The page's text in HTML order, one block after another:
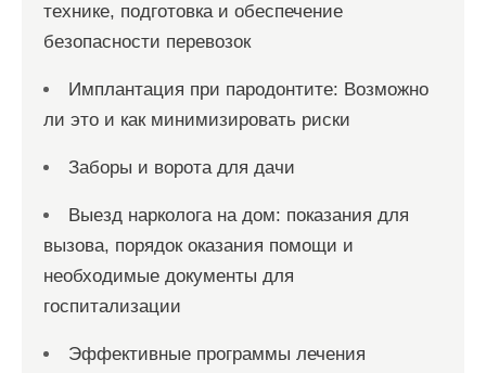
технике, подготовка и обеспечение
безопасности перевозок
Имплантация при пародонтите: Возможно
ли это и как минимизировать риски
Заборы и ворота для дачи
Выезд нарколога на дом: показания для
вызова, порядок оказания помощи и
необходимые документы для
госпитализации
Эффективные программы лечения